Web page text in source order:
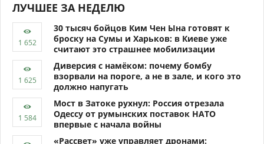
ЛУЧШЕЕ ЗА НЕДЕЛЮ
30 тысяч бойцов Ким Чен Ына готовят к
броску на Сумы и Харьков: в Киеве уже
считают это страшнее мобилизации
Диверсия с намёком: почему бомбу
взорвали на пороге, а не в зале, и кого это
должно напугать
Мост в Затоке рухнул: Россия отрезала
Одессу от румынских поставок НАТО
впервые с начала войны
«Рассвет» уже управляет дронами: